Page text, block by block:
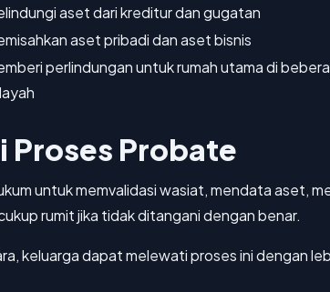
aset dari kreditur dan gugatan
aset pribadi dan aset bisnis
perlindungan untuk rumah utama di
Proses Probate
untuk memvalidasi wasiat, mendata aset,
rumit jika tidak ditangani dengan benar.
keluarga dapat melewati proses ini dengan